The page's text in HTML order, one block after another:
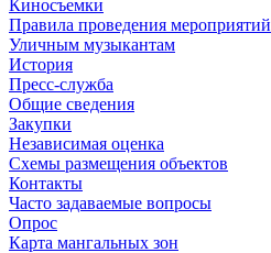
Киносъемки
Правила проведения мероприятий
Уличным музыкантам
История
Пресс-служба
Общие сведения
Закупки
Независимая оценка
Схемы размещения объектов
Контакты
Часто задаваемые вопросы
Опрос
Карта мангальных зон